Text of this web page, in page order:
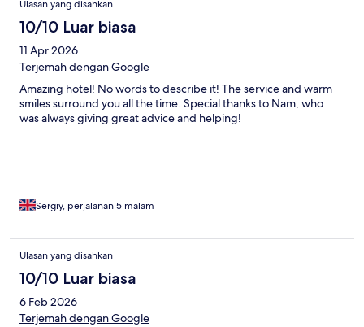
Ulasan yang disahkan
10/10 Luar biasa
11 Apr 2026
Terjemah dengan Google
Amazing hotel! No words to describe it! The service and warm
smiles surround you all the time. Special thanks to Nam, who
was always giving great advice and helping!
Sergiy, perjalanan 5 malam
Ulasan yang disahkan
10/10 Luar biasa
6 Feb 2026
Terjemah dengan Google